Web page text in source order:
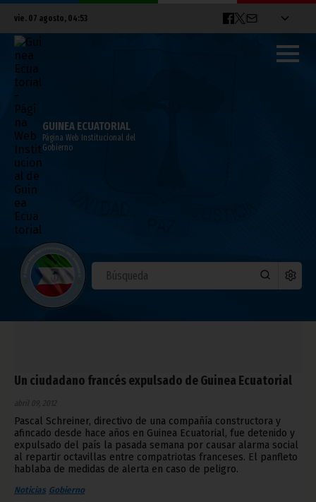
vie. 07 agosto, 04:53
GUINEA ECUATORIAL
Página Web Institucional del
Gobierno
ÚLTIMAS NOTICIAS
Un ciudadano francés expulsado de Guinea Ecuatorial
abril 09, 2012
Pascal Schreiner, directivo de una compañía constructora y
afincado desde hace años en Guinea Ecuatorial, fue detenido y
expulsado del país la pasada semana por causar alarma social
al repartir octavillas entre compatriotas franceses. El panfleto
hablaba de medidas de alerta en caso de peligro.
Noticias Gobierno